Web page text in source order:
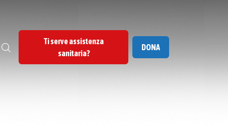
Ti serve assistenza
sanitaria?
DONA